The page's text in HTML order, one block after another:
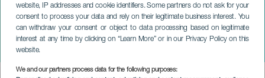
website, IP addresses and cookie identifiers. Some partners do not ask for your
consent to process your data and rely on their legitimate business interest. You
can withdraw your consent or object to data processing based on legitimate
interest at any time by clicking on “Learn More” or in our Privacy Policy on this
website.
We and our partners process data for the following purposes:
Gran Canarian
puhallinorkesteri
GRAN CANARIA